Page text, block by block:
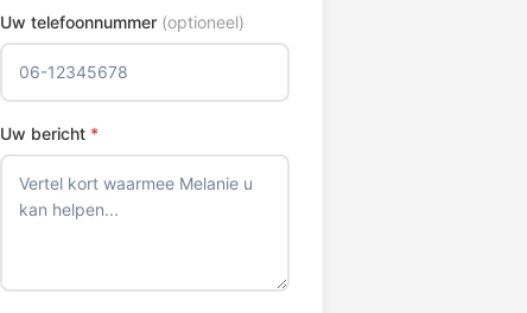
Uw telefoonnummer (optioneel)
Uw bericht *